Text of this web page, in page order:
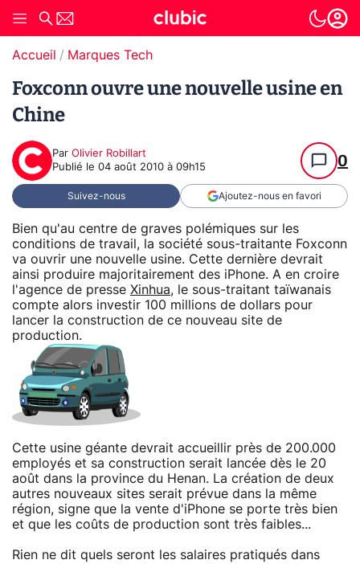
Accueil Marques Tech
Foxconn ouvre une nouvelle usine en
Chine
Par Olivier Robillart
Publié le 04 août 2010 à 09h15 0
Suivez-nous Ajoutez-nous en favori
Bien qu'au centre de graves polémiques sur les
conditions de travail, la société sous-traitante Foxconn
va ouvrir une nouvelle usine. Cette dernière devrait
ainsi produire majoritairement des iPhone. A en croire
l'agence de presse Xinhua, le sous-traitant taïwanais
compte alors investir 100 millions de dollars pour
lancer la construction de ce nouveau site de
production.
Cette usine géante devrait accueillir près de 200.000
employés et sa construction serait lancée dès le 20
août dans la province du Henan. La création de deux
autres nouveaux sites serait prévue dans la même
région, signe que la vente d'iPhone se porte très bien
et que les coûts de production sont très faibles...
Rien ne dit quels seront les salaires pratiqués dans